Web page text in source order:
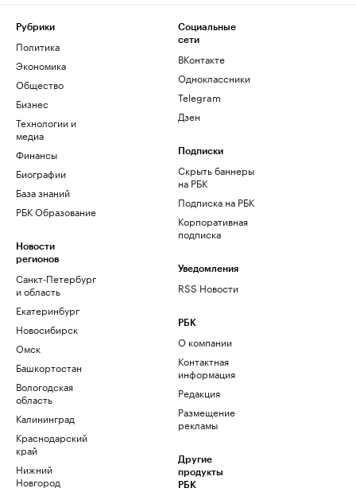
Рубрики
Политика
Экономика
Общество
Бизнес
Технологии и
медиа
Финансы
Биографии
База знаний
РБК Образование
Новости
регионов
Санкт-Петербург
и область
Екатеринбург
Новосибирск
Омск
Башкортостан
Вологодская
область
Калининград
Краснодарский
край
Нижний
Новгород
Социальные
сети
ВКонтакте
Одноклассники
Telegram
Дзен
Подписки
Скрыть баннеры
на РБК
Подписка на РБК
Корпоративная
подписка
Уведомления
RSS Новости
РБК
О компании
Контактная
информация
Редакция
Размещение
рекламы
Другие
продукты
РБК